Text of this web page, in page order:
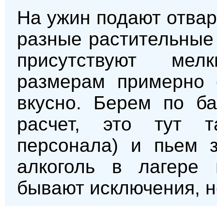
На ужин подают
разные
присутствуют
размерам
вкусно. Берем по
расчет, это тут
персонала) и пьем
алкоголь в лагере
бывают исключения,